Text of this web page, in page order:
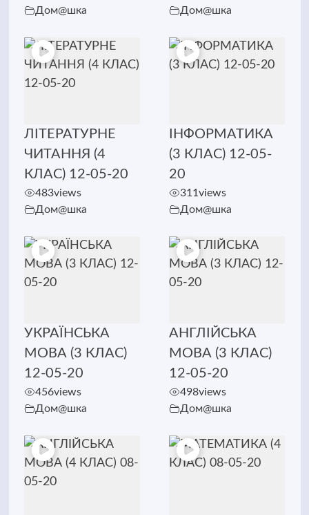
Дом@шка
Дом@шка
ЛІТЕРАТУРНЕ
ЧИТАННЯ (4
КЛАС) 12-05-20
483views
Дом@шка
ІНФОРМАТИКА
(3 КЛАС) 12-05-
20
311 views
Дом@шка
УКРАЇНСЬКА
МОВА (3 КЛАС)
12-05-20
456views
Дом@шка
АНГЛІЙСЬКА
МОВА (3 КЛАС)
12-05-20
498views
Дом@шка